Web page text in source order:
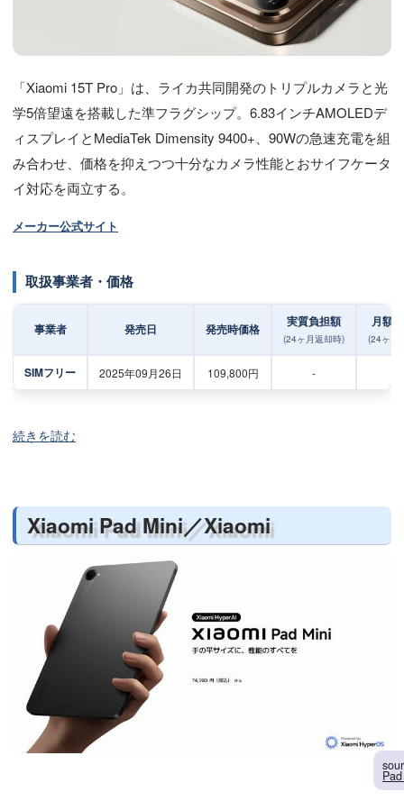
「Xiaomi 15T Pro」は、ライカ共同開発のトリプルカメラと光
学5倍望遠を搭載した準フラグシップ。6.83インチAMOLEDデ
ィスプレイとMediaTek Dimensity 9400+、90Wの急速充電を組
み合わせ、価格を抑えつつ十分なカメラ性能とおサイフケータ
イ対応を両立する。
メーカー公式サイト
取扱事業者・価格
事業者 発売日 発売時価格 実質負担額
(24ヶ月返却時)
月額
(24ヶ月
SIMフリー 2025年09月26日 109,800円 -
続きを読む
Xiaomi Pad Mini／Xiaomi